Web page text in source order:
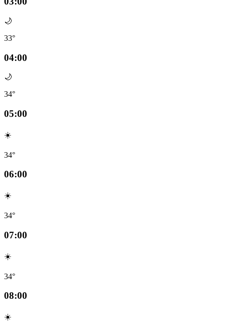
🌙
33°
04:00
🌙
34°
05:00
☀️
34°
06:00
☀️
34°
07:00
☀️
34°
08:00
☀️